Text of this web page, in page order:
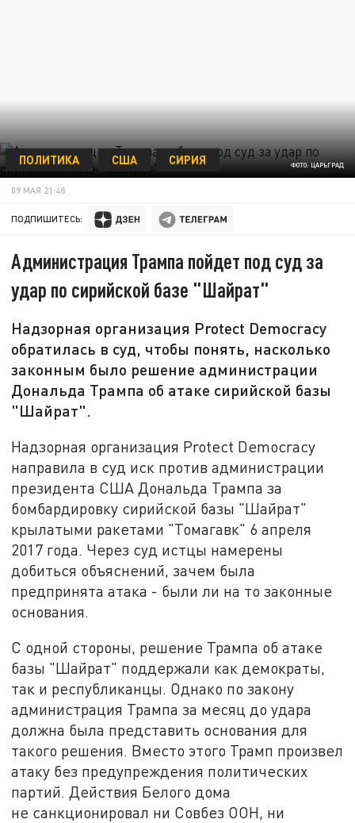
ФОТО: ЦАРЬГРАД
ПОЛИТИКА США СИРИЯ
09 МАЯ 21:48
ПОДПИШИТЕСЬ:
Администрация Трампа пойдет под суд за
удар по сирийской базе "Шайрат"
Надзорная организация Protect Democracy
обратилась в суд, чтобы понять, насколько
законным было решение администрации
Дональда Трампа об атаке сирийской базы
"Шайрат".
Надзорная организация Protect Democracy
направила в суд иск против администрации
президента США Дональда Трампа за
бомбардировку сирийской базы "Шайрат"
крылатыми ракетами "Томагавк" 6 апреля
2017 года. Через суд истцы намерены
добиться объяснений, зачем была
предпринята атака - были ли на то законные
основания.
С одной стороны, решение Трампа об атаке
базы "Шайрат" поддержали как демократы,
так и республиканцы. Однако по закону
администрация Трампа за месяц до удара
должна была представить основания для
такого решения. Вместо этого Трамп произвел
атаку без предупреждения политических
партий. Действия Белого дома
не санкционировал ни Совбез ООН, ни